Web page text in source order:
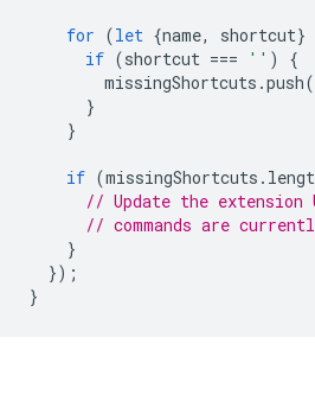
for (let {name, shortcut}
if (shortcut === '' )
{
missingShortcuts .push(
}
}
if (missingShortcuts .
// Update the
// commands are
}
});
}